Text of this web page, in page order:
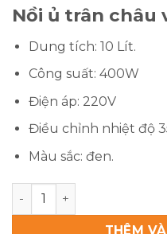
Nồi ủ trân châu
Dung tích: 10 Lít.
Công suất: 400W
Điện áp: 220V
Điều chỉnh nhiệt độ
Màu sắc: đen.
Nồi ủ trân châu vỏ gang
THÊM